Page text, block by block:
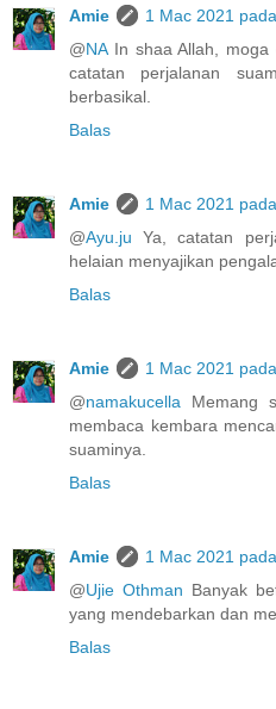
Amie
1 Mac 2021
@NAIn shaa Allah, moga
catatan perjalanan
berbasikal.
Balas
Amie
1 Mac 2021
@Ayu.ju Ya, catatan
helaian menyajikan
Balas
Amie
1 Mac 2021
@namakucella Memang
membaca kembara
suaminya.
Balas
Amie
1 Mac 2021
@Ujie Othman Banyak
yang mendebarkan dan
Balas